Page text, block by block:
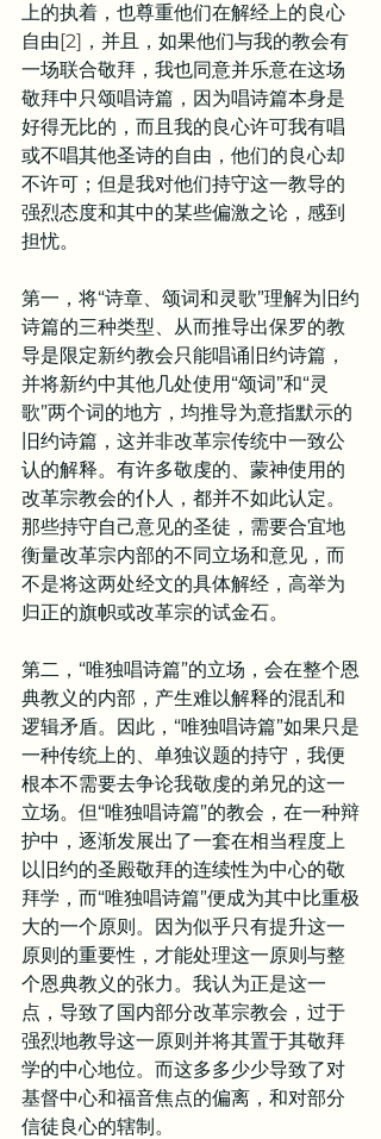
上的执着，也尊重他们在解经上的良心
自由[2] ，并且，如果他们与我的教会有
一场联合敬拜，我也同意并乐意在这场
敬拜中只颂唱诗篇，因为唱诗篇本身是
好得无比的，而且我的良心许可我有唱
或不唱其他圣诗的自由，他们的良心却
不许可；但是我对他们持守这一教导的
强烈态度和其中的某些偏激之论，感到
担忧。
第一，将“诗章、颂词和灵歌”理解为旧约
诗篇的三种类型、从而推导出保罗的教
导是限定新约教会只能唱诵旧约诗篇，
并将新约中其他几处使用“颂词”和“灵
歌”两个词的地方，均推导为意指默示的
旧约诗篇，这并非改革宗传统中一致公
认的解释。有许多敬虔的、蒙神使用的
改革宗教会的仆人，都并不如此认定。
那些持守自己意见的圣徒，需要合宜地
衡量改革宗内部的不同立场和意见，而
不是将这两处经文的具体解经，高举为
归正的旗帜或改革宗的试金石。
第二，“唯独唱诗篇”的立场，会在整个恩
典教义的内部，产生难以解释的混乱和
逻辑矛盾。因此，“唯独唱诗篇”如果只是
一种传统上的、单独议题的持守，我便
根本不需要去争论我敬虔的弟兄的这一
立场。但“唯独唱诗篇”的教会，在一种辩
护中，逐渐发展出了一套在相当程度上
以旧约的圣殿敬拜的连续性为中心的敬
拜学，而“唯独唱诗篇”便成为其中比重极
大的一个原则。因为似乎只有提升这一
原则的重要性，才能处理这一原则与整
个恩典教义的张力。我认为正是这一
点，导致了国内部分改革宗教会，过于
强烈地教导这一原则并将其置于其敬拜
学的中心地位。而这多多少少导致了对
基督中心和福音焦点的偏离，和对部分
信徒良心的辖制。